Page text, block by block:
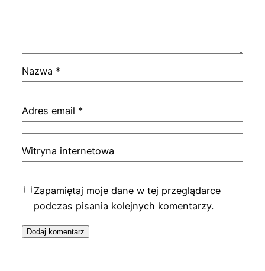
Nazwa *
Adres email *
Witryna internetowa
Zapamiętaj moje dane w tej przeglądarce
podczas pisania kolejnych komentarzy.